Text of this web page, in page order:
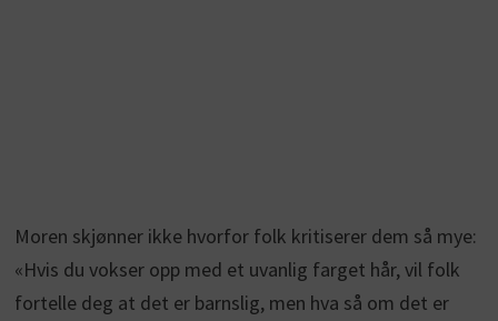
Moren skjønner ikke hvorfor folk kritiserer dem så mye:
«Hvis du vokser opp med et uvanlig farget hår, vil folk
fortelle deg at det er barnslig, men hva så om det er